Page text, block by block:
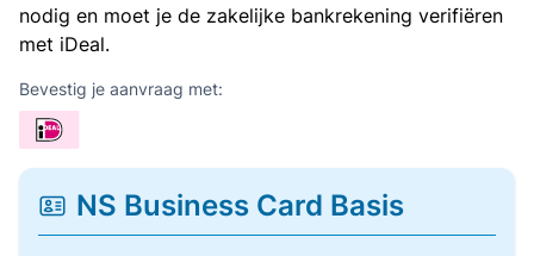
nodig en moet je de zakelijke bankrekening verifiëren
met iDeal.
Bevestig je aanvraag met:
NS Business Card Basis